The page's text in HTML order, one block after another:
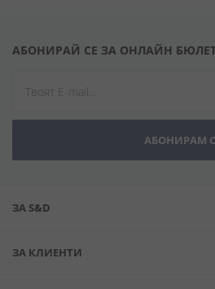
АБОНИРАЙ СЕ ЗА ОНЛАЙН
АБОНИРАМ
ЗА S&D
ЗА КЛИЕНТИ